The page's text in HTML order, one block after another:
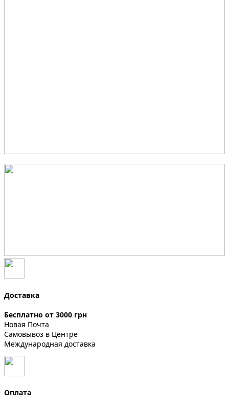
Доставка
Бесплатно от 3000 грн
Новая Почта
Самовывоз в Центре
Международная доставка
Оплата